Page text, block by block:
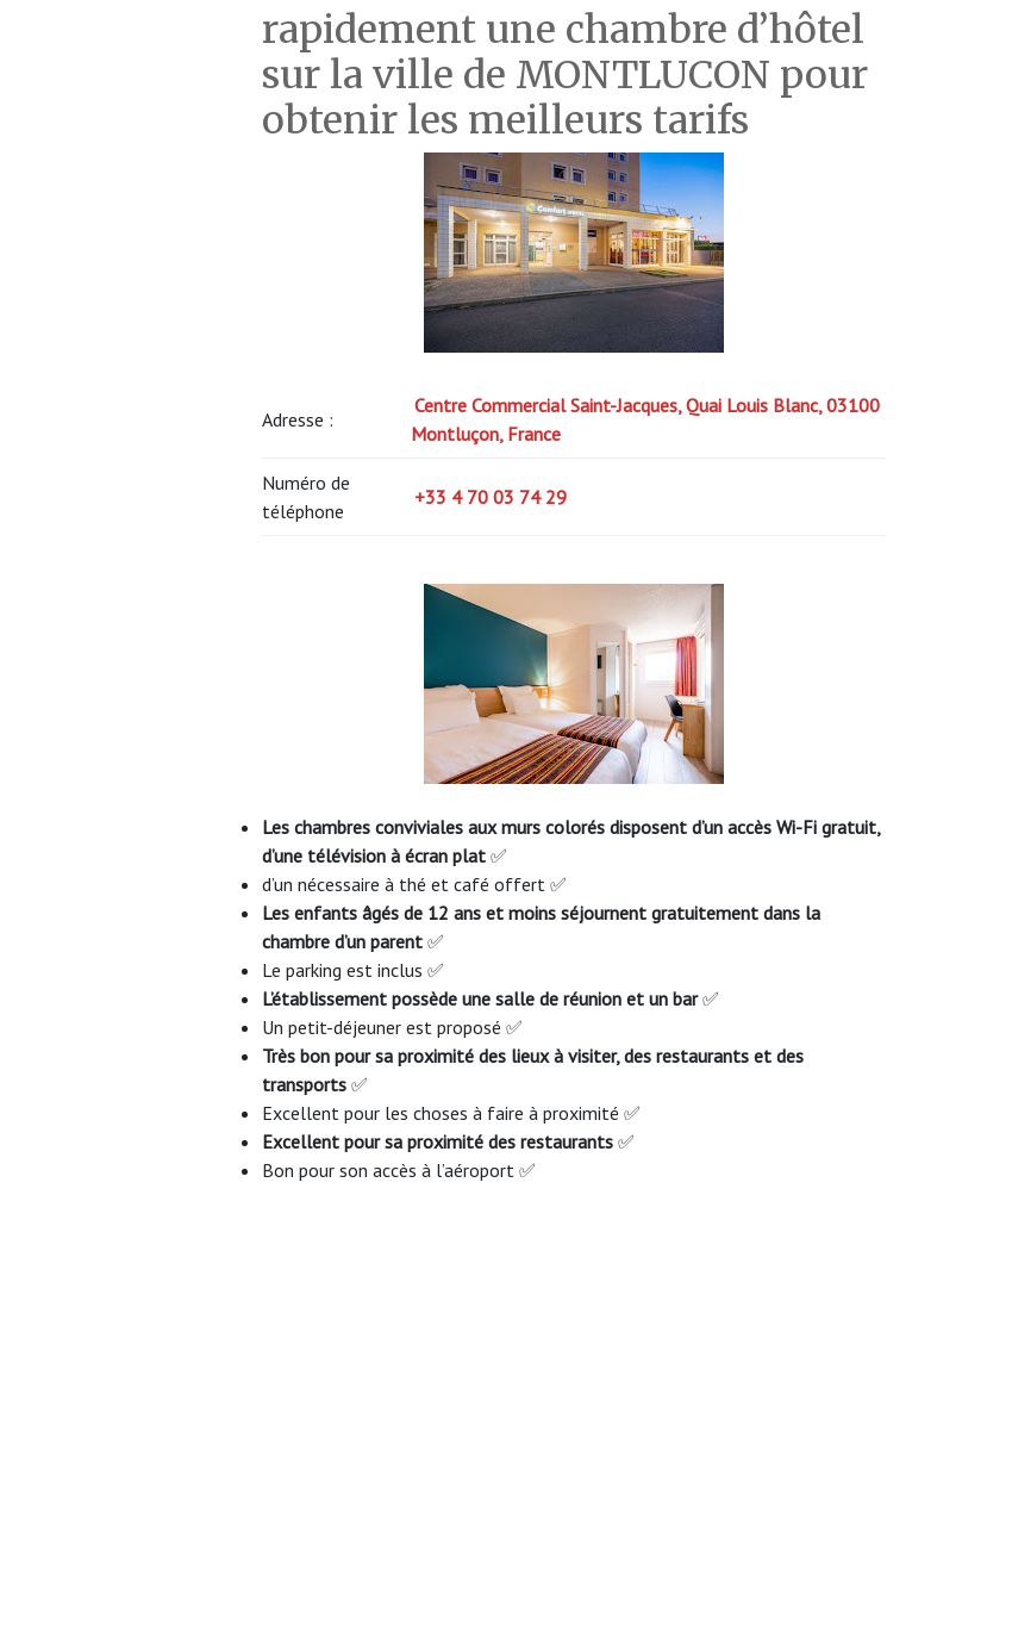
rapidement une chambre d’hôtel
sur la ville de MONTLUCON pour
obtenir les meilleurs tarifs
Adresse :
Centre Commercial Saint-Jacques, Quai Louis Blanc, 03100
Montluçon, France
Numéro de
téléphone
+33 4 70 03 74 29
Les chambres conviviales aux murs colorés disposent d’un accès Wi-Fi gratuit,
d’une télévision à écran plat ✅
d’un nécessaire à thé et café offert ✅
Les enfants âgés de 12 ans et moins séjournent gratuitement dans la
chambre d’un parent ✅
Le parking est inclus ✅
L’établissement possède une salle de réunion et un bar✅
Un petit-déjeuner est proposé ✅
Très bon pour sa proximité des lieux à visiter, des restaurants et des
transports ✅
Excellent pour les choses à faire à proximité ✅
Excellent pour sa proximité des restaurants ✅
Bon pour son accès à l’aéroport ✅